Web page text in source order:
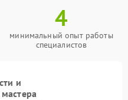
4
минимальный опыт работы
специалистов
и